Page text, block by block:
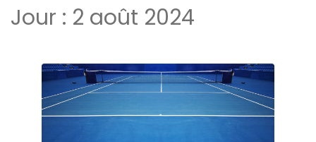
Jour : 2 août 2024